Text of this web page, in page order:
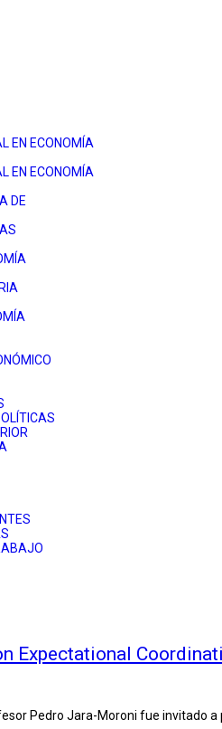
EN ECONOMÍA
EN ECONOMÍA
DE
Expectational
Pedro Jara-Moroni fue invitado